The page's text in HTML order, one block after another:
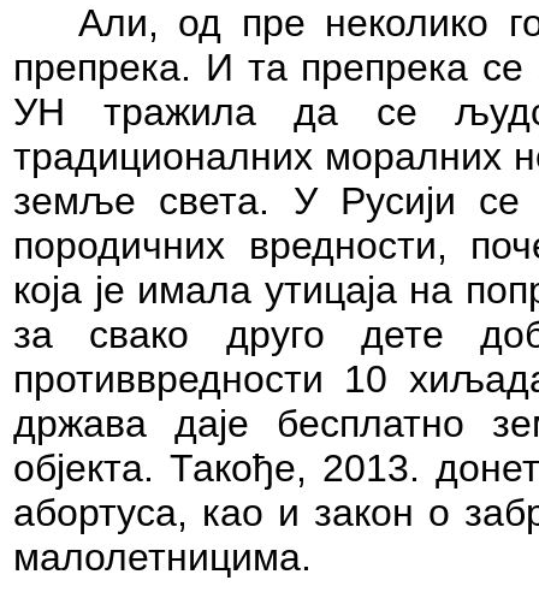
Али, од пре неколико
препрека. И та препрека се
УН тражила да се
традиционалних моралних
земље света. У Русији
породичних вредности,
која је имала утицаја на
за свако друго дете
противвредности 10
држава даје бесплатно
објекта. Такође, 2013.
абортуса, као и закон о
малолетницима.